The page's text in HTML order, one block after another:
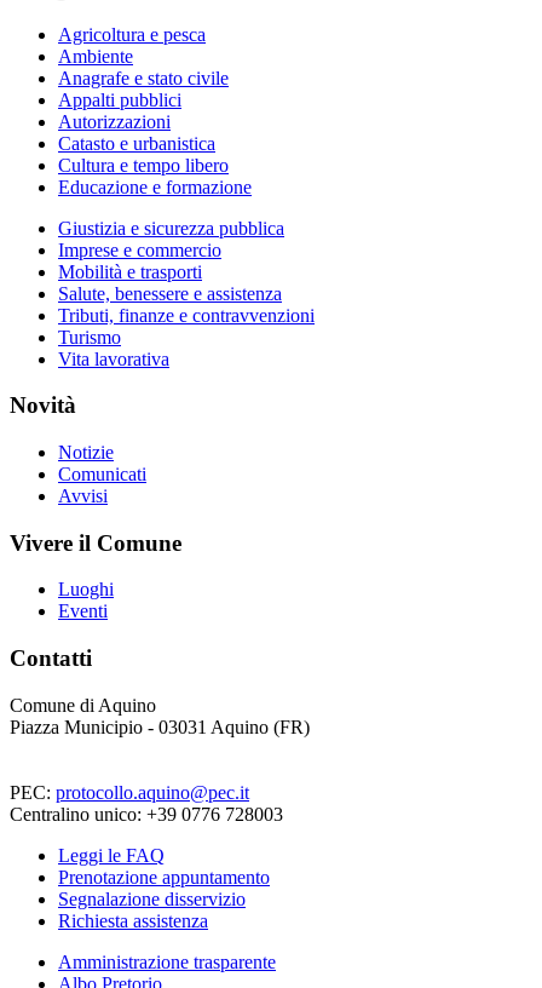
Agricoltura e pesca
Ambiente
Anagrafe e stato civile
Appalti pubblici
Autorizzazioni
Catasto e urbanistica
Cultura e tempo libero
Educazione e formazione
Giustizia e sicurezza pubblica
Imprese e commercio
Mobilità e trasporti
Salute, benessere e assistenza
Tributi, finanze e contravvenzioni
Turismo
Vita lavorativa
Novità
Notizie
Comunicati
Avvisi
Vivere il Comune
Luoghi
Eventi
Contatti
Comune di Aquino
Piazza Municipio - 03031 Aquino (FR)
PEC: protocollo.aquino@pec.it
Centralino unico: +39 0776 728003
Leggi le FAQ
Prenotazione appuntamento
Segnalazione disservizio
Richiesta assistenza
Amministrazione trasparente
Albo Pretorio